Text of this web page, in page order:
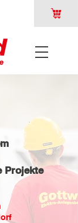
Projekte